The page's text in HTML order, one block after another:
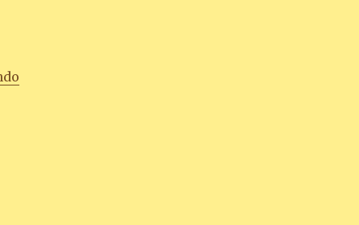
«TARTITAS DE CEBOLLAS»